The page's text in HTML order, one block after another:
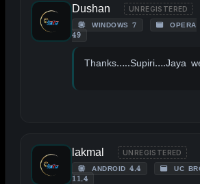
Dushan UNREGISTERED
WINDOWS 7
OPERA
49
Thanks…..Supiri….Jaya
lakmal UNREGISTERED
ANDROID 4.4
UC
11.4